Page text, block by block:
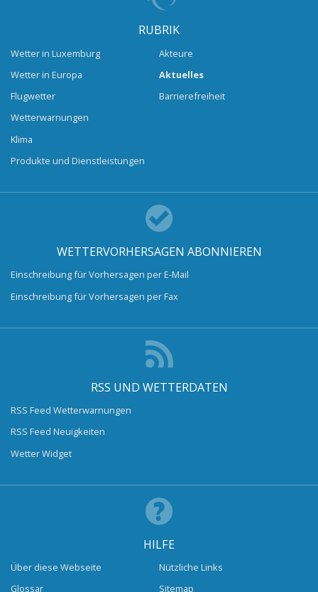
RUBRIK
Wetter in Luxemburg
Wetter in Europa
Flugwetter
Wetterwarnungen
Klima
Produkte und Dienstleistungen
Akteure
Aktuelles
Barrierefreiheit
WETTERVORHERSAGEN ABONNIEREN
Einschreibung für Vorhersagen per E-Mail
Einschreibung für Vorhersagen per Fax
RSS UND WETTERDATEN
RSS Feed Wetterwarnungen
RSS Feed Neuigkeiten
Wetter Widget
HILFE
Über diese Webseite
Glossar
Nützliche Links
Sitemap